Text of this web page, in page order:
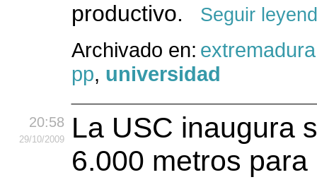
productivo.
Seguir
Archivado en: extremadura
pp, universidad
20:58
29/10/2009
La USC inaugura
6.000 metros